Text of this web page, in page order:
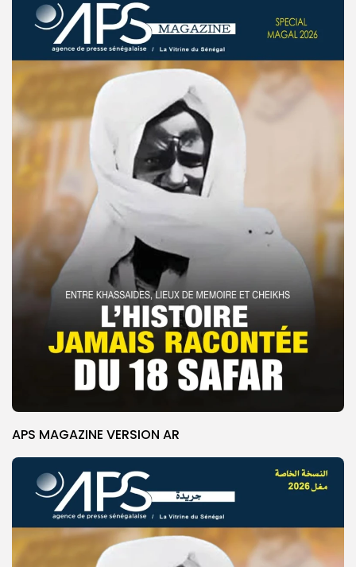
APS MAGAZINE VERSION AR